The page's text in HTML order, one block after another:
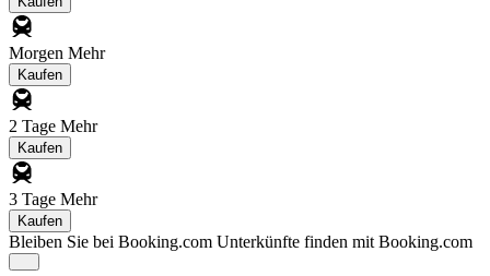
Morgen Mehr
Kaufen
2 Tage Mehr
Kaufen
3 Tage Mehr
Kaufen
Bleiben Sie bei Booking.com Unterkünfte finden mit Booking.com